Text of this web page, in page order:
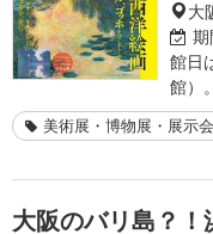
大
期
館日
館）
美術展・博物展・展示会
大阪のバリ島？！